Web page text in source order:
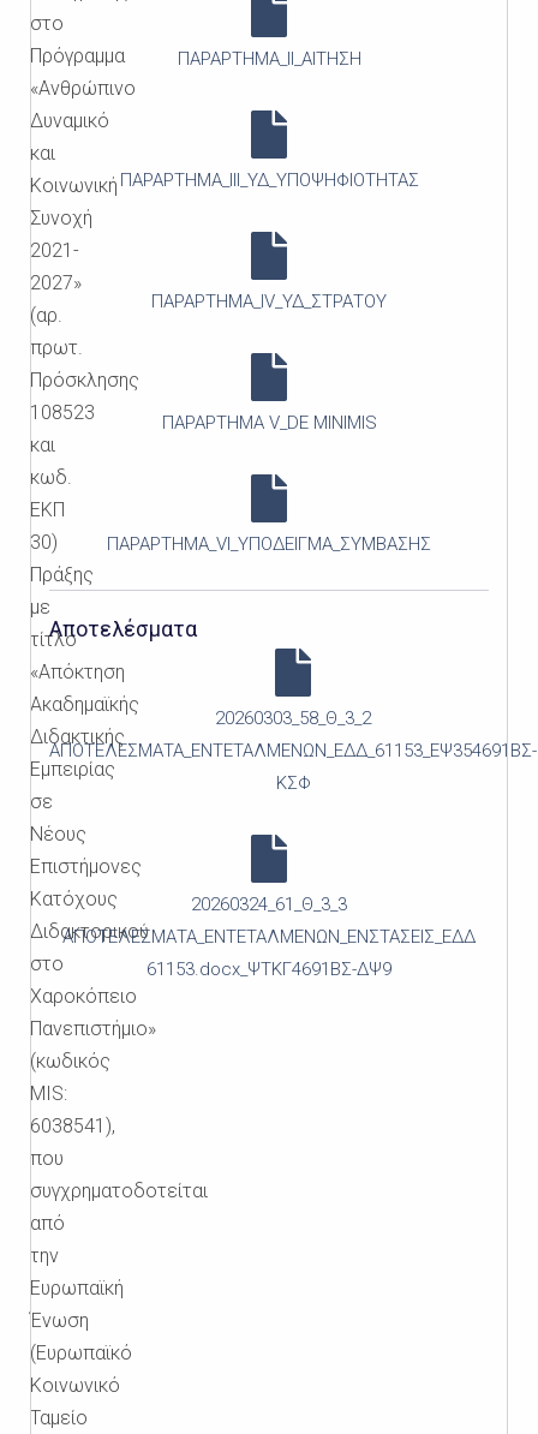
στο
Πρόγραμμα
«Ανθρώπινο
Δυναμικό
και
Κοινωνική
Συνοχή
2021-
2027»
(αρ.
πρωτ.
Πρόσκλησης
108523
και
κωδ.
ΕΚΠ
30)
Πράξης
με
τίτλο
«Απόκτηση
Ακαδημαϊκής
Διδακτικής
Εμπειρίας
σε
Νέους
Επιστήμονες
Κατόχους
Διδακτορικού
στο
Χαροκόπειο
Πανεπιστήμιο»
(κωδικός
MIS:
6038541),
που
συγχρηματοδοτείται
από
την
Ευρωπαϊκή
Ένωση
(Ευρωπαϊκό
Κοινωνικό
Ταμείο
ΠΑΡΑΡΤΗΜΑ_II_ΑΙΤΗΣΗ
ΠΑΡΑΡΤΗΜΑ_ΙΙΙ_ΥΔ_ΥΠΟΨΗΦΙΟΤΗΤΑΣ
ΠΑΡΑΡΤΗΜΑ_IV_ΥΔ_ΣΤΡΑΤΟΥ
ΠΑΡΑΡΤΗΜΑ V_DE MINIMIS
ΠΑΡΑΡΤΗΜΑ_VI_ΥΠΟΔΕΙΓΜΑ_ΣΥΜΒΑΣΗΣ
Αποτελέσματα
20260303_58_Θ_3_2
ΑΠΟΤΕΛΕΣΜΑΤΑ_ΕΝΤΕΤΑΛΜΕΝΩΝ_ΕΔΔ_61153_ΕΨ354691ΒΣ-
ΚΣΦ
20260324_61_Θ_3_3
ΑΠΟΤΕΛΕΣΜΑΤΑ_ΕΝΤΕΤΑΛΜΕΝΩΝ_ΕΝΣΤΑΣΕΙΣ_ΕΔΔ
61153.docx_ΨΤΚΓ4691ΒΣ-ΔΨ9